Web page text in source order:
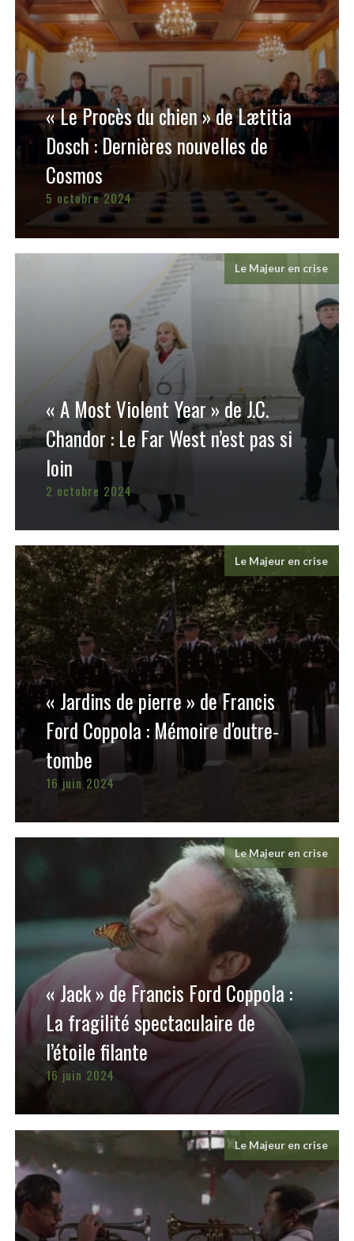
« Le Procès du chien » de Lætitia
Dosch : Dernières nouvelles de
Cosmos
5 octobre 2024
Le Majeur en crise
« A Most Violent Year » de J.C.
Chandor : Le Far West n’est pas si
loin
2 octobre 2024
Le Majeur en crise
« Jardins de pierre » de Francis
Ford Coppola : Mémoire d'outre-
tombe
16 juin 2024
Le Majeur en crise
« Jack » de Francis Ford Coppola :
La fragilité spectaculaire de
l’étoile filante
16 juin 2024
Le Majeur en crise